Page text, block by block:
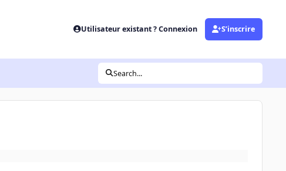
Utilisateur existant ? Connexion S’inscrire
Search...